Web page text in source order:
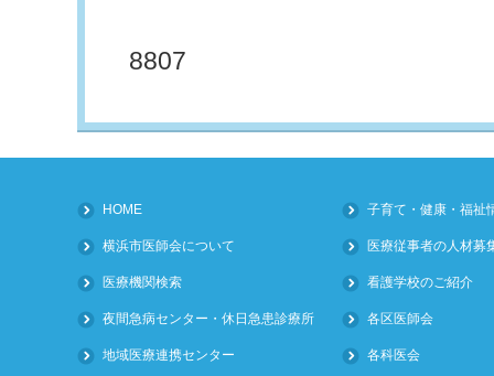
8807
HOME
横浜市医師会について
医療機関検索
夜間急病センター・休日急患診療所
地域医療連携センター
子育て・健康・福祉
医療従事者の人材募
看護学校のご紹介
各区医師会
各科医会